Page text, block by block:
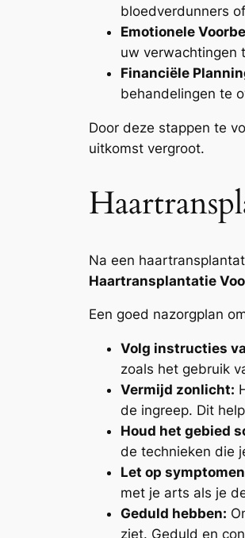
bloedverdunners
Emotionele
uw verwachtingen
Financiële
behandelingen te
Door deze stappen te
uitkomst vergroot.
Na een
Haartransplantatie
Een goed nazorgplan
Volg instructies
zoals het gebruik
Vermijd zonlicht:
de ingreep. Dit
Houd het gebied
de technieken die
Let op
met je arts als je
Geduld hebben:
ziet. Geduld en